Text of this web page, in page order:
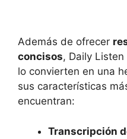
Además de ofrecer
concisos, Daily
lo convierten en una
sus características
encuentran:
Transcripción